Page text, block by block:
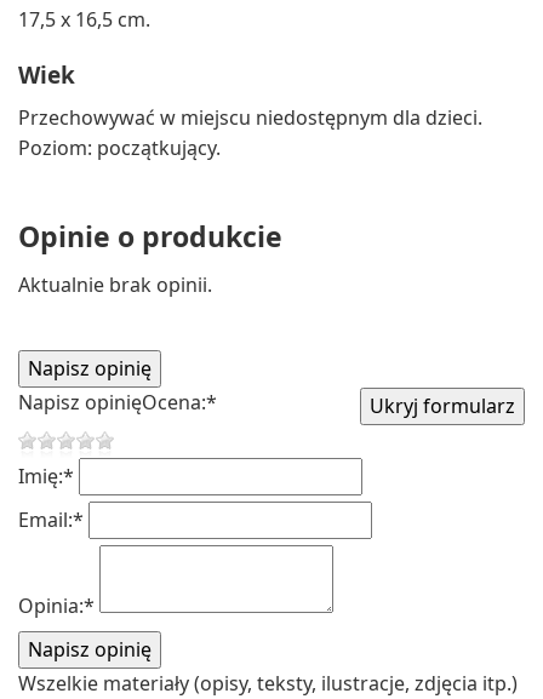
17,5 x 16,5 cm.
Wiek
Przechowywać w miejscu niedostępnym dla dzieci.
Poziom: początkujący.
Opinie o produkcie
Aktualnie brak opinii.
Napisz opinięOcena:*
Imię:*
Email:*
Opinia:*
Wszelkie materiały (opisy, teksty, ilustracje, zdjęcia itp.)